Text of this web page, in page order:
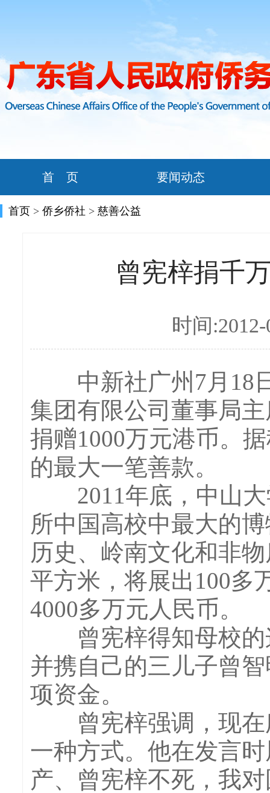
首 页 要闻动态
首页 > 侨乡侨社 > 慈善公益
曾宪梓捐千
时间
中新社广州7月18日
集团有限公司董事局
捐赠1000万元港币。
的最大一笔善款。
2011年底，中山大
所中国高校中最大的
历史、岭南文化和非
平方米，将展出100多
4000多万元人民币。
曾宪梓得知母校的
并携自己的三儿子曾
项资金。
曾宪梓强调，现在
一种方式。他在发言
产、曾宪梓不死，我